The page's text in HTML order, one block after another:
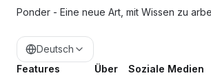
Ponder - Eine neue Art, mit Wissen zu
Deutsch
Features
Über Soziale Medien